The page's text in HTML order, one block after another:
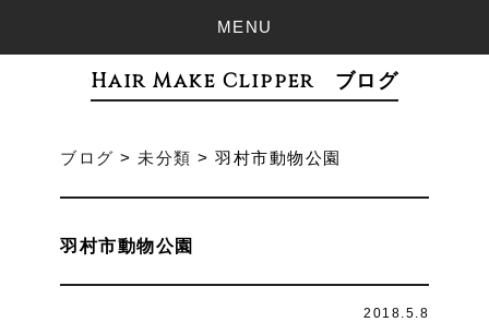
MENU
Hair Make Clipper ブログ
ブログ > 未分類 > 羽村市動物公園
羽村市動物公園
2018.5.8